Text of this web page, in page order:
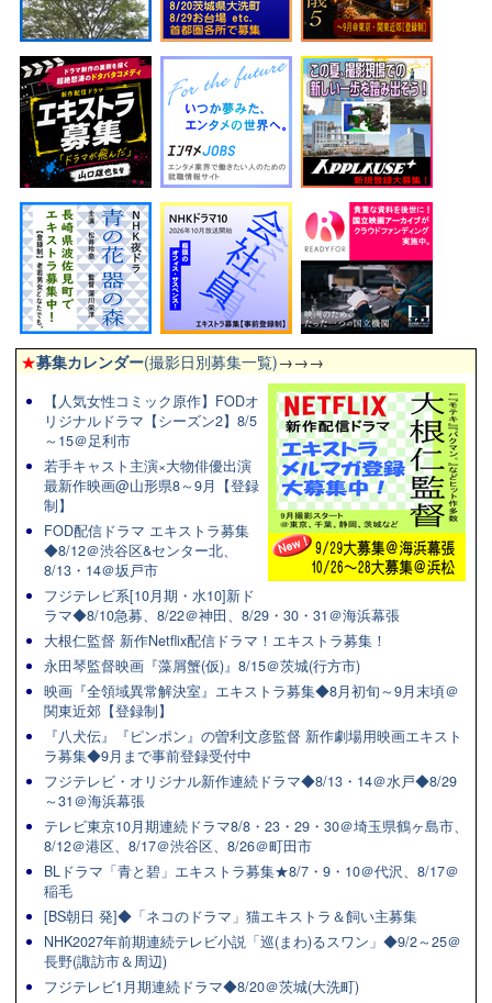
★募集カレンダー(撮影日別募集一覧)→→→
【人気女性コミック原作】FODオ
リジナルドラマ【シーズン2】8/5
～15＠足利市
若手キャスト主演×大物俳優出演
最新作映画@山形県8～9月【登録
制】
FOD配信ドラマ エキストラ募集
◆8/12＠渋谷区&センター北、
8/13・14＠坂戸市
フジテレビ系[10月期・水10]新ド
ラマ◆8/10急募、8/22＠神田、8/29・30・31＠海浜幕張
大根仁監督 新作Netflix配信ドラマ！エキストラ募集！
永田琴監督映画『藻屑蟹(仮)』8/15＠茨城(行方市)
映画『全領域異常解決室』エキストラ募集◆8月初旬～9月末頃＠
関東近郊【登録制】
『八犬伝』『ピンポン』の曽利文彦監督 新作劇場用映画エキスト
ラ募集◆9月まで事前登録受付中
フジテレビ・オリジナル新作連続ドラマ◆8/13・14＠水戸◆8/29
～31＠海浜幕張
テレビ東京10月期連続ドラマ8/8・23・29・30＠埼玉県鶴ヶ島市、
8/12＠港区、8/17＠渋谷区、8/26＠町田市
BLドラマ「青と碧」エキストラ募集★8/7・9・10＠代沢、8/17＠
稲毛
[BS朝日 発]◆「ネコのドラマ」猫エキストラ＆飼い主募集
NHK2027年前期連続テレビ小説「巡(まわ)るスワン」◆9/2～25＠
長野(諏訪市＆周辺)
フジテレビ1月期連続ドラマ◆8/20＠茨城(大洗町)